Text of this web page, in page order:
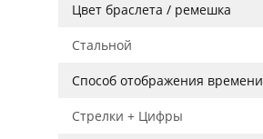
Цвет браслета / ремешка
Стальной
Способ отображения времени
Стрелки + Цифры